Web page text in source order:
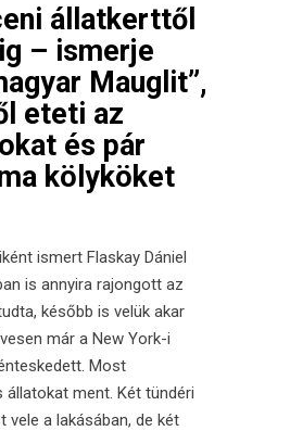
állatkerttől
– ismerje
Mauglit”,
eteti az
és pár
kölyköket
ismert Flaskay Dániel
is annyira rajongott az
később is velük akar
már a New York-i
Most
állatokat ment. Két tündéri
vele a lakásában, de két